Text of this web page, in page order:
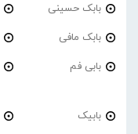
بابک حسینی
بابک مافی
بابی فم
بابیک